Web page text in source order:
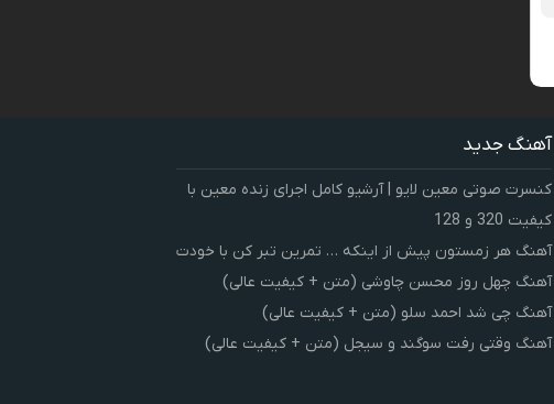
آهنگ جدید
کنسرت صوتی معین لایو | آرشیو کامل اجرای زنده معین با
کیفیت 320 و 128
آهنگ هر زمستون پیش از اینکه … تمرین تبر کن با خودت
آهنگ چهل روز محسن چاوشی (متن + کیفیت عالی)
آهنگ چی شد احمد سلو (متن + کیفیت عالی)
آهنگ وقتی رفت سوگند و سیجل (متن + کیفیت عالی)